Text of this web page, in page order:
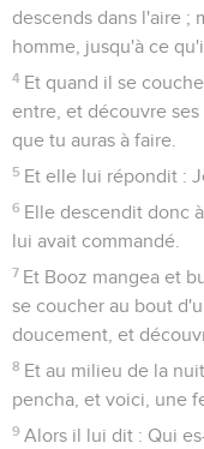
descends dans l'aire ;
homme, jusqu'à ce
4 Et quand il se
entre, et découvre
que tu auras à faire.
5 Et elle lui répondit :
6 Elle descendit donc
lui avait commandé.
7 Et Booz mangea et
se coucher au bout
doucement, et
8 Et au milieu de la
pencha, et voici, une
9 Alors il lui dit : Qui